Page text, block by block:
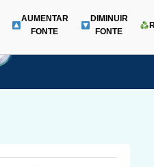
Menu
AUMENTAR
FONTE
DIMINUIR
FONTE